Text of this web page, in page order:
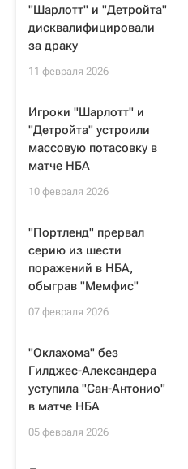
"Шарлотт" и "Детройта"
дисквалифицировали
за драку
11 февраля 2026
Игроки "Шарлотт" и
"Детройта" устроили
массовую потасовку в
матче НБА
10 февраля 2026
"Портленд" прервал
серию из шести
поражений в НБА,
обыграв "Мемфис"
07 февраля 2026
"Оклахома" без
Гилджес-Александера
уступила "Сан-Антонио"
в матче НБА
05 февраля 2026